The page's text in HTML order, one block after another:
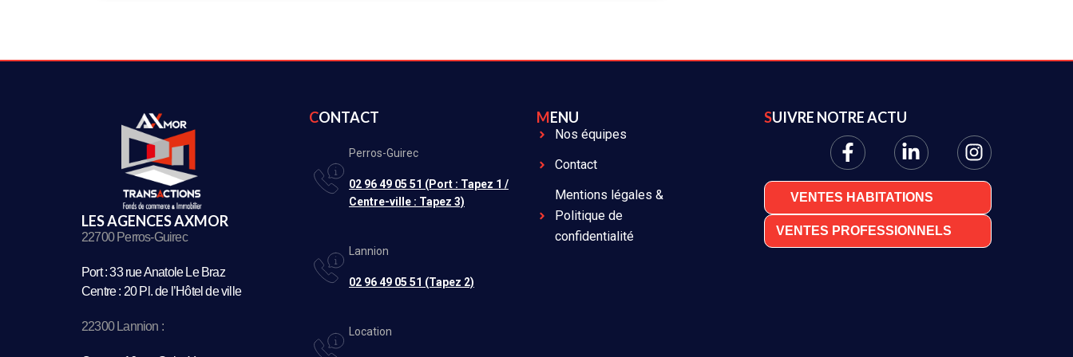
LES AGENCES AXMOR
22700 Perros-Guirec
Port : 33 rue Anatole Le Braz
Centre : 20 Pl. de l’Hôtel de ville
22300 Lannion :
CONTACT
Perros-Guirec
02 96 49 05 51 (Port : Tapez 1 /
Centre-ville : Tapez 3)
Lannion
02 96 49 05 51 (Tapez 2)
Location
MENU
Nos équipes
Contact
Mentions légales &
Politique de
confidentialité
SUIVRE NOTRE ACTU
VENTES HABITATIONS
VENTES PROFESSIONNELS